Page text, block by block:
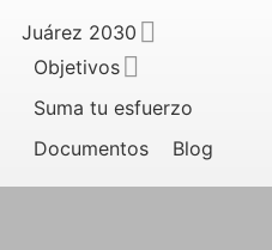
Juárez 2030
Objetivos
Suma tu esfuerzo
Documentos
Blog